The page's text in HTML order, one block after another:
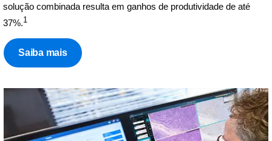
solução combinada resulta em ganhos de produtividade de até
37%.1
Saiba mais